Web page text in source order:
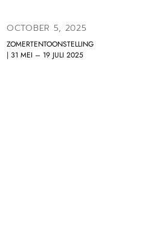
OCTOBER 5, 2025
ZOMERTENTOONSTELLING
| 31 MEI – 19 JULI 2025